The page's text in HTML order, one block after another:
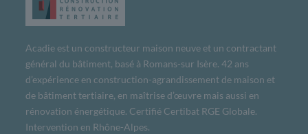
Acadie est un constructeur maison neuve et un contractant
général du bâtiment, basé à Romans-sur Isère. 42 ans
d’expérience en construction-agrandissement de maison et
de bâtiment tertiaire, en maîtrise d’œuvre mais aussi en
rénovation énergétique. Certifié Certibat RGE Globale.
Intervention en Rhône-Alpes.